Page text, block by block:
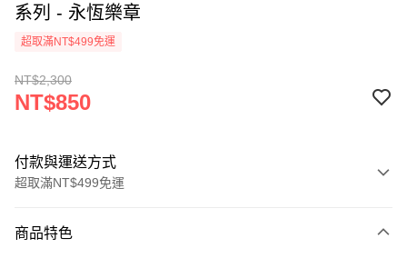
系列 - 永恆樂章
超取滿NT$499免運
NT$2,300
NT$850
付款與運送方式
超取滿NT$499免運
信用卡一次付款
商品特色